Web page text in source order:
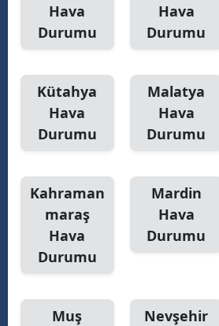
Hava
Durumu
Hava
Durumu
Kütahya
Hava
Durumu
Malatya
Hava
Durumu
Kahraman
maraş
Hava
Durumu
Mardin
Hava
Durumu
Muş
Nevşehir